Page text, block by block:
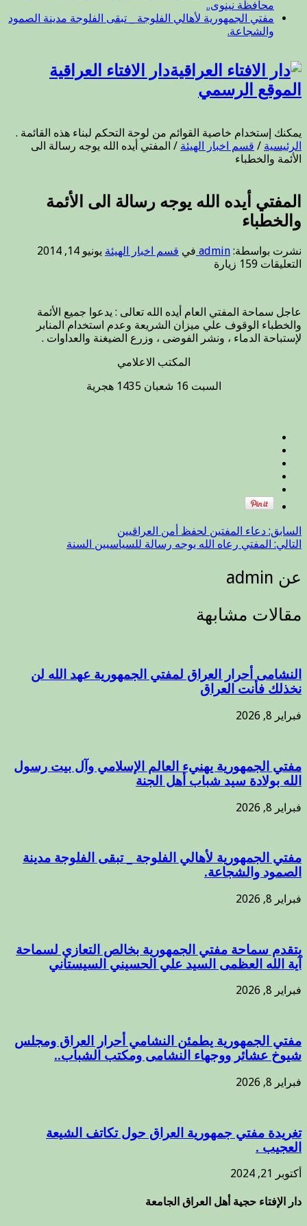
محافظة نينوى..
مفتي الجمهورية لأهالي الفلوجة _ تبقى الفلوجة مدينة الصمود
والشجاعة.
دار الافتاء العراقية
الموقع الرسمي
يمكنك إستخدام خاصية القوائم من لوحة التحكم لبناء هذه القائمة .
الرئيسية / قسم اخبار الهيئة / المفتي أيده الله يوجه رسالة الى
الأئمة والخطباء
المفتي أيده الله يوجه رسالة الى الأئمة
والخطباء
نشرت بواسطة: admin في قسم اخبار الهيئة يونيو 14, 2014
التعليقات على
يوجه
رسالة
الى
159 زيارة
عاجل سماحة المفتي العام أيده الله تعالى : يدعوا جميع الأئمة
والخطباء الوقوف علي ميزان الشريعة وعدم استخدام المنابر
لإستباحة الدماء ، ونشر الفوضى ، وزرع الضيغنة والعداوات .
المكتب الاعلامي
السبت 16 شعبان 1435 هجرية
السابق: دعاء المفتين لحفظ أمن العراقيين
التالي: المفتي رعاه الله يوجه رسالة للسياسيين السنة
عن admin
مقالات مشابهة
النشامى أحرار العراق لمفتي الجمهورية عهد الله لن
نخذلك فأنت العراق
فبراير 8, 2026
مفتي الجمهورية يهنيء العالم الإسلامي وآل بيت رسول
الله بولادة سيد شباب أهل الجنة
فبراير 8, 2026
مفتي الجمهورية لأهالي الفلوجة _ تبقى الفلوجة مدينة
الصمود والشجاعة.
فبراير 8, 2026
يتقدم سماحة مفتي الجمهورية بخالص التعازي لسماحة
آية الله العظمى السيد علي الحسيني السيستاني
فبراير 8, 2026
مفتي الجمهورية يطمئن النشامي أحرار العراق ومجلس
شيوخ عشائر ووجهاء النشامى ومكتب الشباب..
فبراير 8, 2026
تغريدة مفتي جمهورية العراق حول تكاتف الشيعة
العجيب .
أكتوبر 21, 2024
دار الإفتاء حجية أهل العراق الجامعة